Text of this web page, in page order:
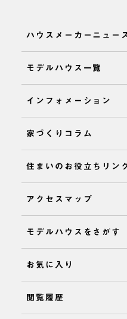
ハウスメーカーニュー
モデルハウス一覧
インフォメーション
家づくりコラム
住まいのお役立ちリン
アクセスマップ
モデルハウスをさがす
お気に入り
閲覧履歴